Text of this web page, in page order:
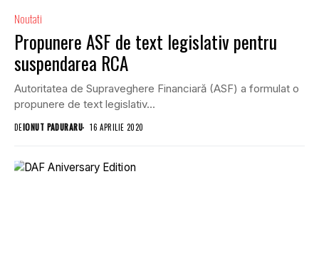
Noutati
Propunere ASF de text legislativ pentru
suspendarea RCA
Autoritatea de Supraveghere Financiară (ASF) a formulat o
propunere de text legislativ...
DEIONUT PADURARU 16 APRILIE 2020